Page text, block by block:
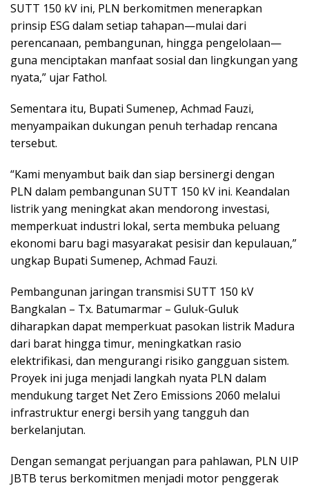
SUTT 150 kV ini, PLN berkomitmen menerapkan
prinsip ESG dalam setiap tahapan—mulai dari
perencanaan, pembangunan, hingga pengelolaan—
guna menciptakan manfaat sosial dan lingkungan yang
nyata,” ujar Fathol.
Sementara itu, Bupati Sumenep, Achmad Fauzi,
menyampaikan dukungan penuh terhadap rencana
tersebut.
“Kami menyambut baik dan siap bersinergi dengan
PLN dalam pembangunan SUTT 150 kV ini. Keandalan
listrik yang meningkat akan mendorong investasi,
memperkuat industri lokal, serta membuka peluang
ekonomi baru bagi masyarakat pesisir dan kepulauan,”
ungkap Bupati Sumenep, Achmad Fauzi.
Pembangunan jaringan transmisi SUTT 150 kV
Bangkalan – Tx. Batumarmar – Guluk-Guluk
diharapkan dapat memperkuat pasokan listrik Madura
dari barat hingga timur, meningkatkan rasio
elektrifikasi, dan mengurangi risiko gangguan sistem.
Proyek ini juga menjadi langkah nyata PLN dalam
mendukung target Net Zero Emissions 2060 melalui
infrastruktur energi bersih yang tangguh dan
berkelanjutan.
Dengan semangat perjuangan para pahlawan, PLN UIP
JBTB terus berkomitmen menjadi motor penggerak